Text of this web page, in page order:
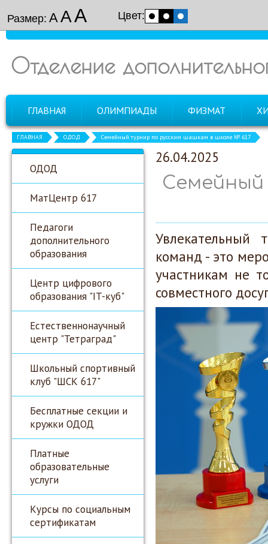
Размер: ААА Цвет:
Отделение
ГЛАВНАЯ ОЛИМПИАДЫ ФИЗМАТ
ГЛАВНАЯ ОДОД Семейный турнир по русским шашкам в школе № 617
ОДОД
МатЦентр 617
Педагоги
дополнительного
образования
Центр цифрового
образования "IT-куб"
Естественнонаучный
центр "Тетраград"
Школьный спортивный
клуб "ШСК 617"
Бесплатные секции и
кружки ОДОД
Платные
образовательные
услуги
Курсы по социальным
сертификатам
26.04.2025
команд - это
участникам не
совместного